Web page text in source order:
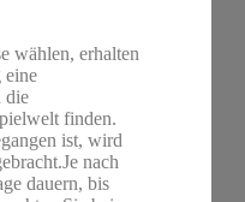
wählen, erhalten
eine
die
finden.
ist, wird
nach
dauern, bis